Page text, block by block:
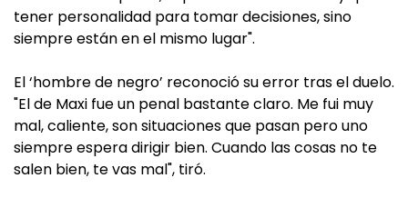
tener personalidad para tomar decisiones, sino
siempre están en el mismo lugar".
El ‘hombre de negro’ reconoció su error tras el duelo.
"El de Maxi fue un penal bastante claro. Me fui muy
mal, caliente, son situaciones que pasan pero uno
siempre espera dirigir bien. Cuando las cosas no te
salen bien, te vas mal", tiró.